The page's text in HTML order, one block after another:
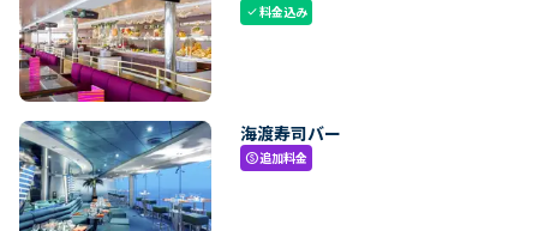
check料金込み
海渡寿司バー
paid追加料金